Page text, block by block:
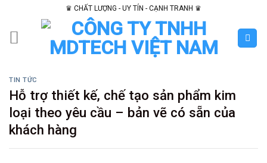
♛ CHẤT LƯỢNG - UY TÍN - CẠNH TRANH ♛
TIN TỨC
Hỗ trợ thiết kế, chế tạo sản phẩm kim
loại theo yêu cầu – bản vẽ có sẵn của
khách hàng